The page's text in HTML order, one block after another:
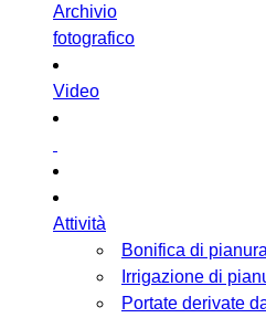
Archivio
fotografico
Video
Attività
Bonifica di pianura
Irrigazione di
Portate derivate